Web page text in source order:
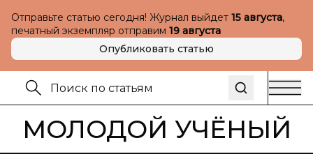
Отправьте статью сегодня! Журнал выйдет 15 августа,
печатный экземпляр отправим 19 августа
Опубликовать статью
МОЛОДОЙ УЧЁНЫЙ